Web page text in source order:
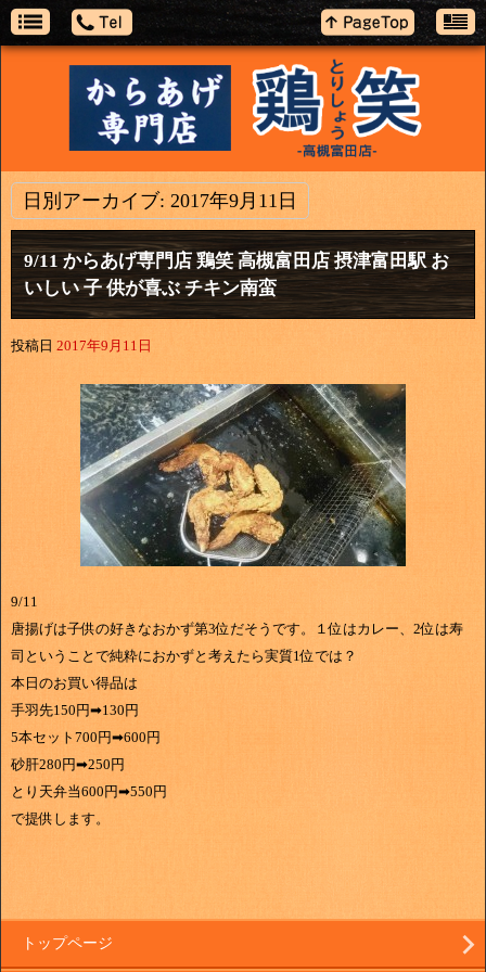
日別アーカイブ: 2017年9月11日
9/11 からあげ専門店 鶏笑 高槻富田店 摂津富田駅 お
いしい 子 供が喜ぶ チキン南蛮
投稿日 2017年9月11日
9/11
唐揚げは子供の好きなおかず第3位だそうです。１位はカレー、2位は寿
司ということで純粋におかずと考えたら実質1位では？
本日のお買い得品は
手羽先150円➡130円
5本セット700円➡600円
砂肝280円➡250円
とり天弁当600円➡550円
で提供します。
トップページ